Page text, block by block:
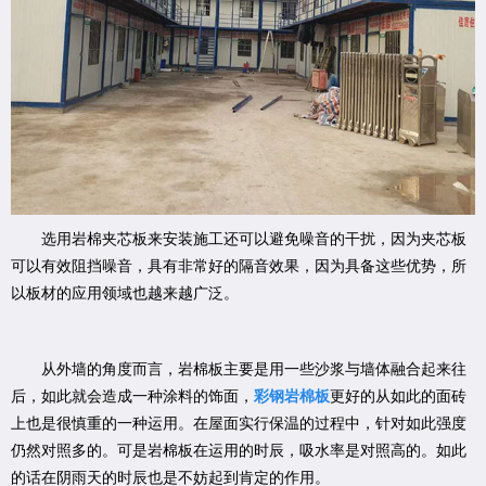
选用岩棉夹芯板来安装施工还可以避免噪音的干扰，因为夹芯板
可以有效阻挡噪音，具有非常好的隔音效果，因为具备这些优势，所
以板材的应用领域也越来越广泛。
从外墙的角度而言，岩棉板主要是用一些沙浆与墙体融合起来往
后，如此就会造成一种涂料的饰面， 彩钢岩棉板更好的从如此的面砖
上也是很慎重的一种运用。在屋面实行保温的过程中，针对如此强度
仍然对照多的。可是岩棉板在运用的时辰，吸水率是对照高的。如此
的话在阴雨天的时辰也是不妨起到肯定的作用。